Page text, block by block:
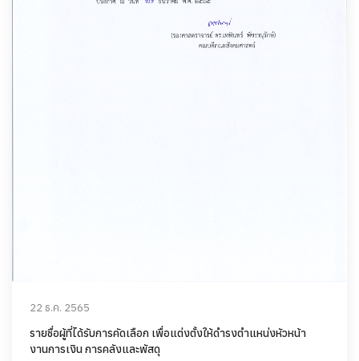
22 ธ.ค. 2565
รายชื่อผู้ที่ได้รับการคัดเลือก เพื่อแต่งตั้งให้ดำรงตำแหน่งหัวหน้า
งานการเงิน การคลังและพัสดุ